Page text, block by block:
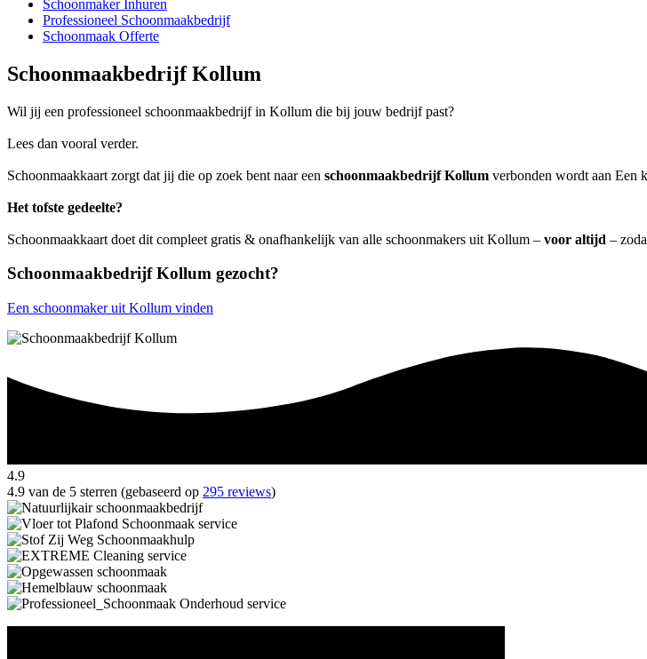
Schoonmaker Inhuren
Professioneel Schoonmaakbedrijf
Schoonmaak Offerte
Schoonmaakbedrijf Kollum
Wil jij een professioneel schoonmaakbedrijf in Kollum die bij jouw bedrijf past?
Lees dan vooral verder.
Schoonmaakkaart zorgt dat jij die op zoek bent naar een schoonmaakbedrijf Kollum verbonden wordt aan Een
Het tofste gedeelte?
Schoonmaakkaart doet dit compleet gratis & onafhankelijk van alle schoonmakers uit Kollum – voor altijd –
Schoonmaakbedrijf Kollum gezocht?
Een schoonmaker uit Kollum vinden
4.9
4.9 van de 5 sterren (gebaseerd op 295 reviews)